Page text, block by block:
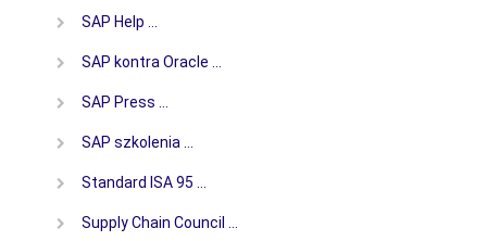
SAP Help …
SAP kontra Oracle …
SAP Press …
SAP szkolenia …
Standard ISA 95 …
Supply Chain Council …